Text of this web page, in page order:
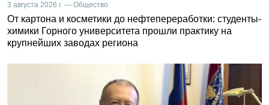
3 августа 2026 г. — Общество
От картона и косметики до нефтепереработки: студенты-
химики Горного университета прошли практику на
крупнейших заводах региона